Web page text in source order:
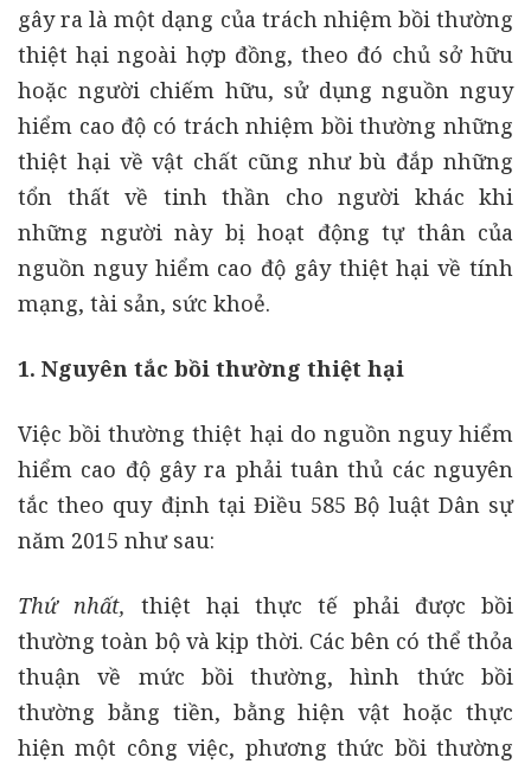
gây ra là một dạng của trách nhiệm bồi thường
thiệt hại ngoài hợp đồng, theo đó chủ sở hữu
hoặc người chiếm hữu, sử dụng nguồn nguy
hiểm cao độ có trách nhiệm bồi thường những
thiệt hại về vật chất cũng như bù đắp những
tổn thất về tinh thần cho người khác khi
những người này bị hoạt động tự thân của
nguồn nguy hiểm cao độ gây thiệt hại về tính
mạng, tài sản, sức khoẻ.
1. Nguyên tắc bồi thường thiệt hại
Việc bồi thường thiệt hại do nguồn nguy hiểm
hiểm cao độ gây ra phải tuân thủ các nguyên
tắc theo quy định tại Điều 585 Bộ luật Dân sự
năm 2015 như sau:
Thứ nhất, thiệt hại thực tế phải được bồi
thường toàn bộ và kịp thời. Các bên có thể thỏa
thuận về mức bồi thường, hình thức bồi
thường bằng tiền, bằng hiện vật hoặc thực
hiện một công việc, phương thức bồi thường